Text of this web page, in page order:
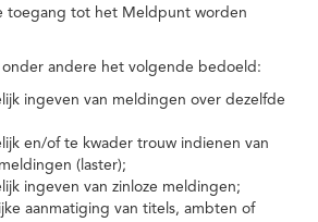
toegang tot het Meldpunt worden
andere het volgende bedoeld:
ingeven van meldingen over dezelfde
en/of te kwader trouw indienen van
(laster);
ingeven van zinloze meldingen;
aanmatiging van titels, ambten of